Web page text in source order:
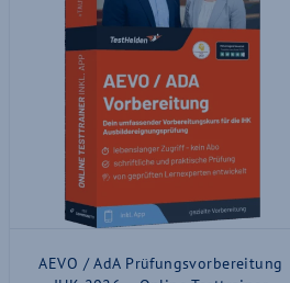
AEVO / AdA Prüfungsvorbereitung